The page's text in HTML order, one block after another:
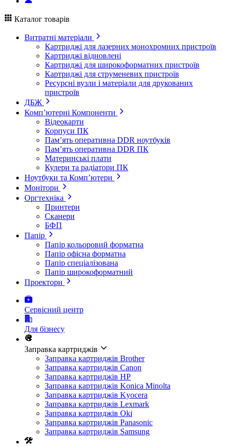
Каталог товарів
Витратні матеріали
Картриджі для лазерних монохромних пристроїв
Картриджі відновлені
Картриджі для широкоформатних пристроїв
Картриджі для струменевих пристроїв
Ресурсні вузли і матеріали для друкованих
пристроїв
ДБЖ
Комп’ютерні Компоненти
Відеокарти
Корпуси ПК
Пам’ять оперативна DDR ноутбуків
Пам’ять оперативна DDR ПК
Материнські плати
Кулери та радіатори ПК
Ноутбуки та Комп’ютери
Монітори
Оргтехніка
Принтери
Сканери
БФП
Папір
Папір кольоровий форматна
Папір офісна форматна
Папір спеціалізована
Папір широкоформатний
Проектори
Сервісний центр
Для бізнесу
Заправка картриджів
Заправка картриджів Brother
Заправка картриджів Canon
Заправка картриджів HP
Заправка картриджів Konica Minolta
Заправка картриджів Kyocera
Заправка картриджів Lexmark
Заправка картриджів Oki
Заправка картриджів Panasonic
Заправка картриджів Samsung